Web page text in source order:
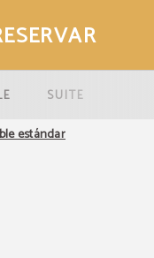
SUITE
estándar